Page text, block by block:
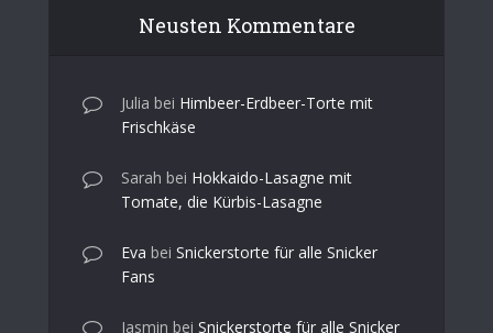
Neusten Kommentare
Julia bei Himbeer-Erdbeer-Torte mit
Frischkäse
Sarah bei Hokkaido-Lasagne mit
Tomate, die Kürbis-Lasagne
Eva bei Snickerstorte für alle Snicker
Fans
Jasmin bei Snickerstorte für alle Snicker